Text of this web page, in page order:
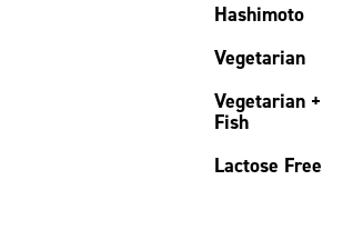
Hashimoto
Vegetarian
Vegetarian +
Fish
Lactose Free